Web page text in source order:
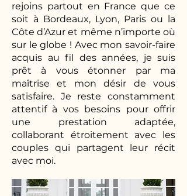
rejoins partout en France que ce
soit à Bordeaux, Lyon, Paris ou la
Côte d’Azur et même n’importe où
sur le globe ! Avec mon savoir-faire
acquis au fil des années, je suis
prêt à vous étonner par ma
maîtrise et mon désir de vous
satisfaire. Je reste constamment
attentif à vos besoins pour offrir
une prestation adaptée,
collaborant étroitement avec les
couples qui partagent leur récit
avec moi.